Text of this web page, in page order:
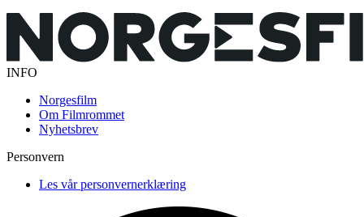
INFO
Norgesfilm
Om Filmrommet
Nyhetsbrev
Personvern
Les vår personvernerklæring